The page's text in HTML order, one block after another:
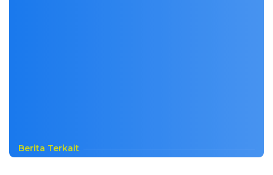
Berita Terkait